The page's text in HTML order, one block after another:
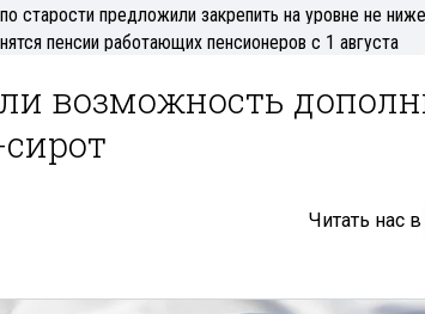
старости предложили закрепить на уровне не
пенсии работающих пенсионеров с 1 августа
возможность
Читать нас в